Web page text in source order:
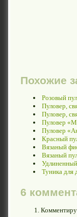
Похожие
Розовый
Пуловер,
Пуловер,
Пуловер
Пуловер
Красный
Вязаный
Вязаный
Туника для
6